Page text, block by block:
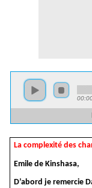
La complexité des
Emile de Kinshasa,
D’abord je remercie